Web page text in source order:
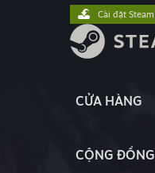
CỬA HÀNG
CỘNG ĐỒNG
Cài đặt Steam